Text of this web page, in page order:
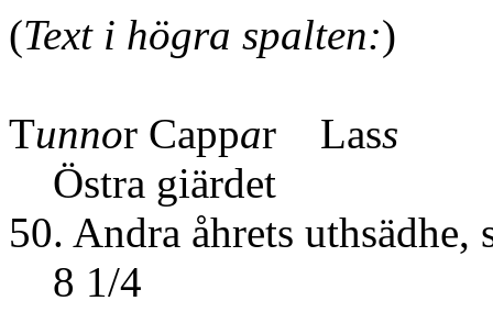
(Text i högra spalten:)
Tunnor Cappar Lass
Östra giärdet
50. Andra åhrets
8 1/4